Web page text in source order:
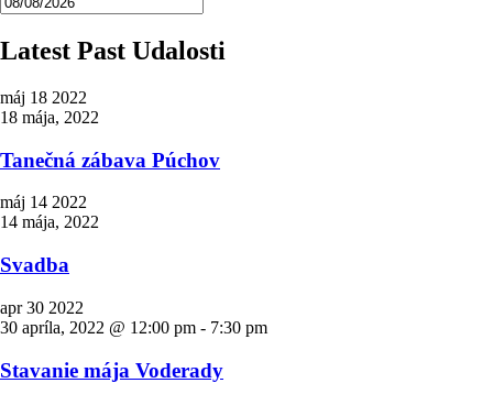
Latest Past Udalosti
máj 18 2022
18 mája, 2022
Tanečná zábava Púchov
máj 14 2022
14 mája, 2022
Svadba
apr30 2022
30 apríla, 2022 @ 12:00 pm - 7:30 pm
Stavanie mája Voderady